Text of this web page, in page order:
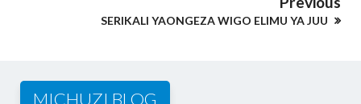
SERIKALI YAONGEZA WIGO ELIMU YA JUU
MICHUZI BLOG